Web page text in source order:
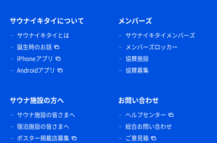
サウナイキタイについて
サウナイキタイとは
誕生時のお話
iPhoneアプリ
Androidアプリ
メンバーズ
サウナイキタイメンバーズ
メンバーズロッカー
協賛施設
協賛募集
サウナ施設の方へ
サウナ施設の皆さまへ
宿泊施設の皆さまへ
ポスター掲載店募集
お問い合わせ
ヘルプセンター
総合お問い合わせ
ご意見箱